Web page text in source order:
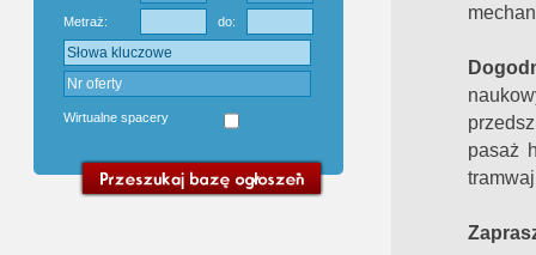
Metraż: do:
Wirtualne spacery
pasaż